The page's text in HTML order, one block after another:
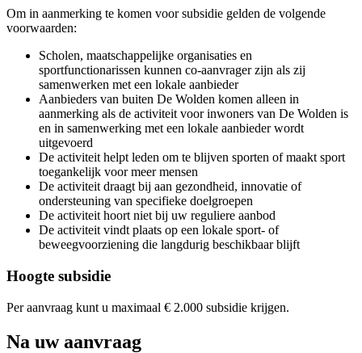
Om in aanmerking te komen voor subsidie gelden de volgende
voorwaarden:
Scholen, maatschappelijke organisaties en
sportfunctionarissen kunnen co-aanvrager zijn als zij
samenwerken met een lokale aanbieder
Aanbieders van buiten De Wolden komen alleen in
aanmerking als de activiteit voor inwoners van De Wolden is
en in samenwerking met een lokale aanbieder wordt
uitgevoerd
De activiteit helpt leden om te blijven sporten of maakt sport
toegankelijk voor meer mensen
De activiteit draagt bij aan gezondheid, innovatie of
ondersteuning van specifieke doelgroepen
De activiteit hoort niet bij uw reguliere aanbod
De activiteit vindt plaats op een lokale sport- of
beweegvoorziening die langdurig beschikbaar blijft
Hoogte subsidie
Per aanvraag kunt u maximaal € 2.000 subsidie krijgen.
Na uw aanvraag